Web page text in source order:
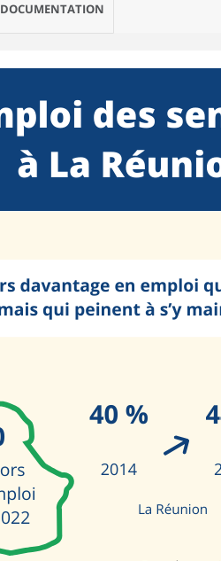
DOCUMENTATION